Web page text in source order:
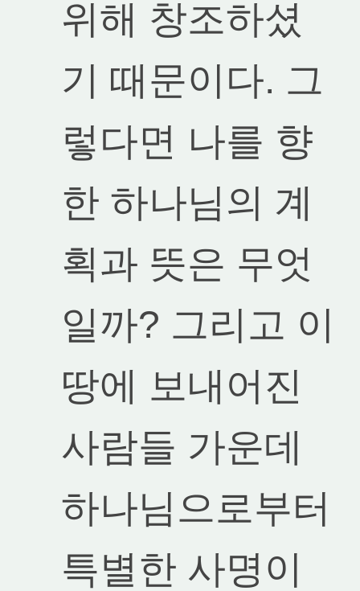
위해 창조하셨
기 때문이다. 그
렇다면 나를 향
한 하나님의 계
획과 뜻은 무엇
일까? 그리고 이
땅에 보내어진
사람들 가운데
하나님으로부터
특별한 사명이